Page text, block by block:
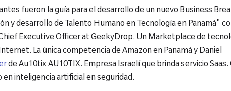
fueron la guía para el desarrollo de un nuevo Business
y desarrollo de Talento Humano en Tecnología en Panamá"
Executive Officer at GeekyDrop. Un Marketplace de
La única competencia de Amazon en Panamá y Daniel
de Au10tix AU10TIX. Empresa Israelí que brinda servicio Saas.
en inteligencia artificial en seguridad.